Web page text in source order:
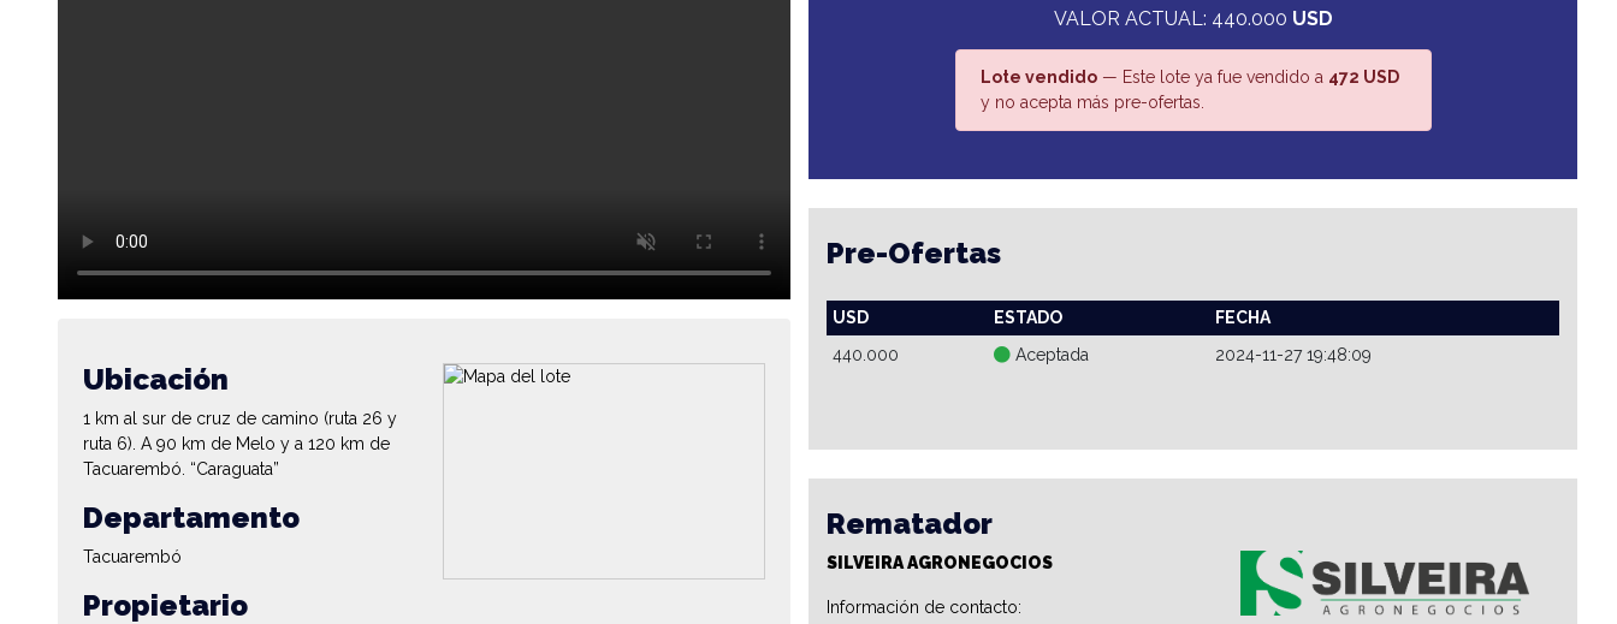
Ubicación
1 km al sur de cruz de camino (ruta 26 y
ruta 6). A 90 km de Melo y a 120 km de
Tacuarembó. “Caraguata”
Departamento
Tacuarembó
Propietario
VALOR ACTUAL: 440.000 USD
Lote vendido— Este lote ya fue vendido a 472 USD
y no acepta más pre-ofertas.
Pre-Ofertas
USD ESTADO
FECHA
440.000
Aceptada 2024-11-27 19:48:09
Rematador
SILVEIRA AGRONEGOCIOS
Información de contacto: